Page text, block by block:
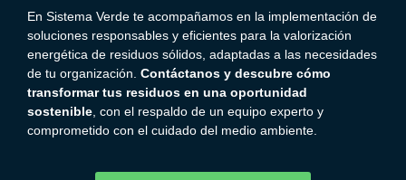
En Sistema Verde te acompañamos en la implementación de
soluciones responsables y eficientes para la valorización
energética de residuos sólidos, adaptadas a las necesidades
de tu organización. Contáctanos y descubre cómo
transformar tus residuos en una oportunidad
sostenible, con el respaldo de un equipo experto y
comprometido con el cuidado del medio ambiente.